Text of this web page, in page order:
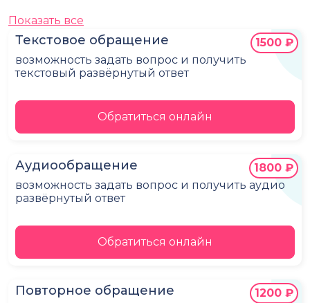
Текстовое обращение
возможность задать вопрос и получить
текстовый развёрнутый ответ
1500 ₽
Обратиться онлайн
Аудиообращение
возможность задать вопрос и получить аудио
развёрнутый ответ
1800 ₽
Обратиться онлайн
Повторное обращение 1200 ₽
Показать все